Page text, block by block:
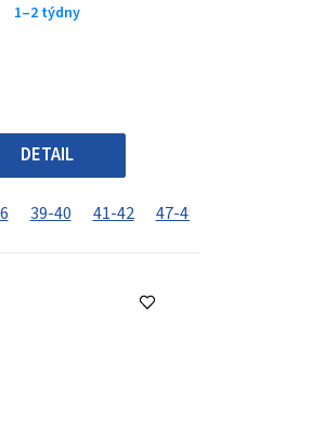
1–2 týdny
DETAIL
39-40 41-42 47-48